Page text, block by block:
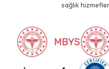
sağlık